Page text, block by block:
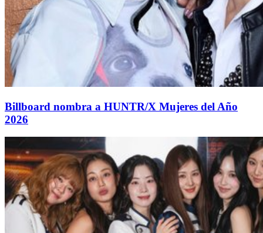
Billboard nombra a HUNTR/X Mujeres del Año
2026